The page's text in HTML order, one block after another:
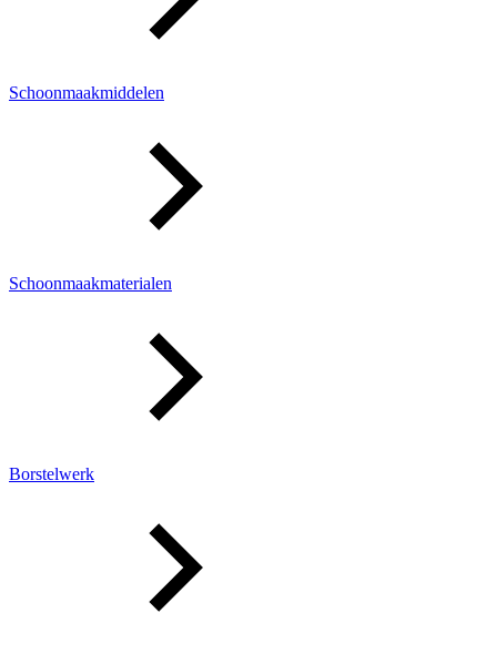
Schoonmaakmiddelen
Schoonmaakmaterialen
Borstelwerk